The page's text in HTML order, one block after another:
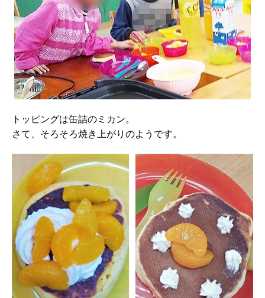
トッピングは缶詰のミカン。
さて、そろそろ焼き上がりのようです。